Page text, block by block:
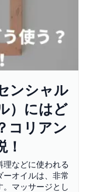
ンシャル
）にはど
コリアン
理などに使われる
オイルは、非常
マッサージとし